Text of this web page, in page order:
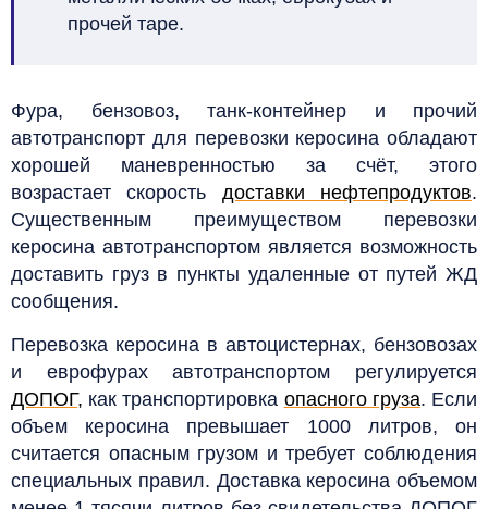
прочей таре.
Фура, бензовоз, танк-контейнер и прочий
автотранспорт для перевозки керосина обладают
хорошей маневренностью за счёт, этого
возрастает скорость доставки нефтепродуктов.
Существенным преимуществом перевозки
керосина автотранспортом является возможность
доставить груз в пункты удаленные от путей ЖД
сообщения.
Перевозка керосина в автоцистернах, бензовозах
и еврофурах автотранспортом регулируется
ДОПОГ, как транспортировка опасного груза. Если
объем керосина превышает 1000 литров, он
считается опасным грузом и требует соблюдения
специальных правил. Доставка керосина объемом